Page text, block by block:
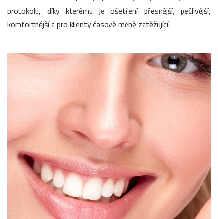
protokolu, díky kterému je ošetření přesnější, pečlivější,
komfortnější a pro klienty časově méně zatěžující.